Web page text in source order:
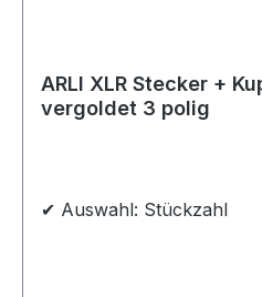
ARLI XLR Stecker +
vergoldet 3 polig
✔ Auswahl: Stückzahl